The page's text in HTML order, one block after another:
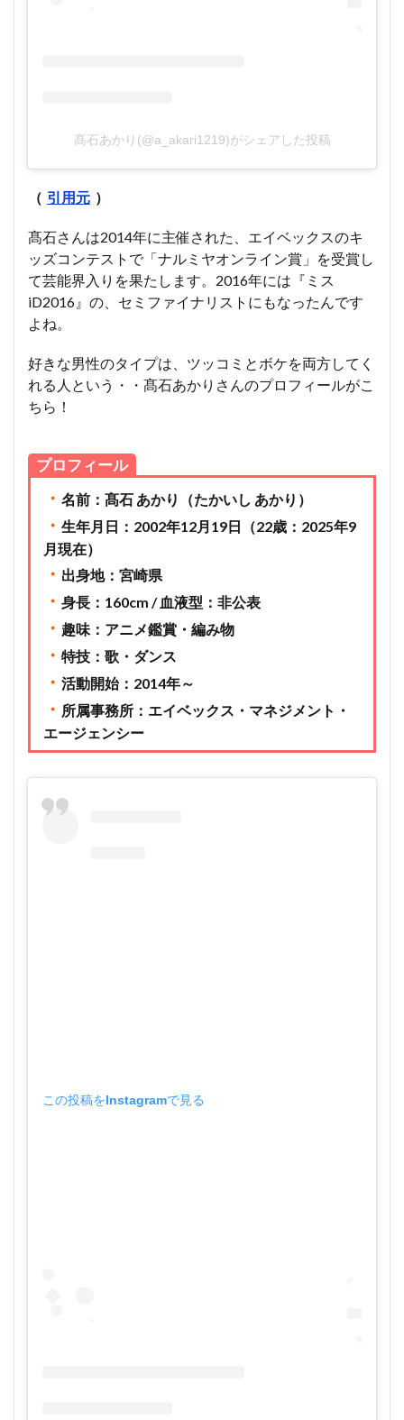
髙石あかり(@a_akari1219)がシェアした投稿
（ 引用元 ）
髙石さんは2014年に主催された、エイベックスのキ
ッズコンテストで「ナルミヤオンライン賞」を受賞し
て芸能界入りを果たします。2016年には『ミス
iD2016』の、セミファイナリストにもなったんです
よね。
好きな男性のタイプは、ツッコミとボケを両方してく
れる人という・・髙石あかりさんのプロフィールがこ
ちら！
プロフィール
・ 名前：髙石 あかり（たかいし あかり）
・ 生年月日：2002年12月19日（22歳：2025年9
月現在）
・ 出身地：宮崎県
・ 身長：160cm / 血液型：非公表
・ 趣味：アニメ鑑賞・編み物
・ 特技：歌・ダンス
・ 活動開始：2014年～
・ 所属事務所：エイベックス・マネジメント・
エージェンシー
この投稿をInstagramで見る